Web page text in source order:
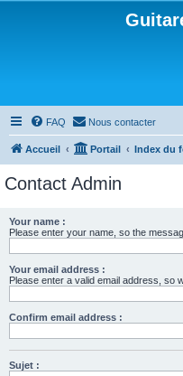
FAQ Nous contacter
Accueil Portail Index du
Contact Admin
Your name :
Please enter your name, so the
Your email address :
Please enter a valid email address, so
Confirm email address :
Sujet :